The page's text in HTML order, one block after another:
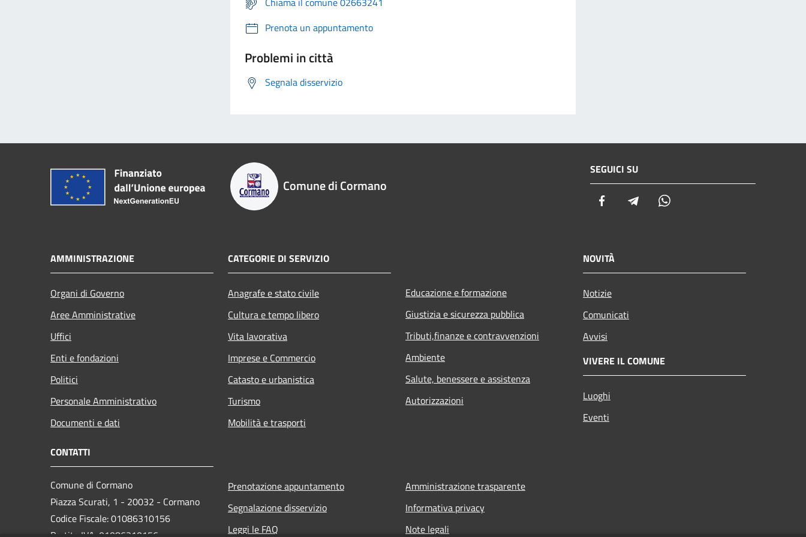
Prenota un appuntamento
Problemi in città
Segnala disservizio
Comune di Cormano
SEGUICI SU
Facebook Telegram
AMMINISTRAZIONE
Organi di Governo
Aree Amministrative
Uffici
Enti e fondazioni
Politici
Personale Amministrativo
Documenti e dati
CATEGORIE DI SERVIZIO
Anagrafe e stato civile
Cultura e tempo libero
Vita lavorativa
Imprese e Commercio
Catasto e urbanistica
Turismo
Mobilità e trasporti
Educazione e formazione
Giustizia e sicurezza pubblica
Tributi,finanze e contravvenzioni
Ambiente
Salute, benessere e assistenza
Autorizzazioni
NOVITÀ
Notizie
Comunicati
Avvisi
VIVERE IL COMUNE
Luoghi
Eventi
CONTATTI
Comune di Cormano
Piazza Scurati, 1 - 20032 - Cormano
Codice Fiscale: 01086310156
Prenotazione appuntamento
Segnalazione disservizio
Leggi le FAQ
Amministrazione trasparente
Informativa privacy
Note legali